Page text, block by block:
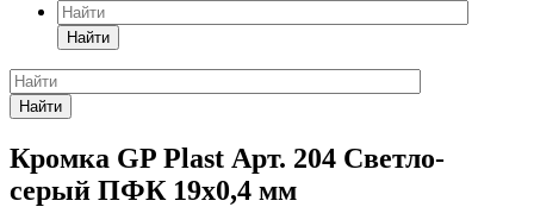
Найти
Найти
Кромка GP Plast Арт. 204 Светло-
серый ПФК 19x0,4 мм